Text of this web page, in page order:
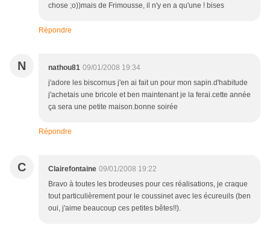
chose ;o))mais de Frimousse, il n'y en a qu'une ! bises
Répondre
N nathou81 09/01/2008 19:34
j'adore les biscornus j'en ai fait un pour mon sapin.d'habitude
j'achetais une bricole et ben maintenant je la ferai.cette année
ça sera une petite maison.bonne soirée
Répondre
C Clairefontaine 09/01/2008 19:22
Bravo à toutes les brodeuses pour ces réalisations, je craque
tout particulièrement pour le coussinet avec les écureuils (ben
oui, j'aime beaucoup ces petites bêtes!!).